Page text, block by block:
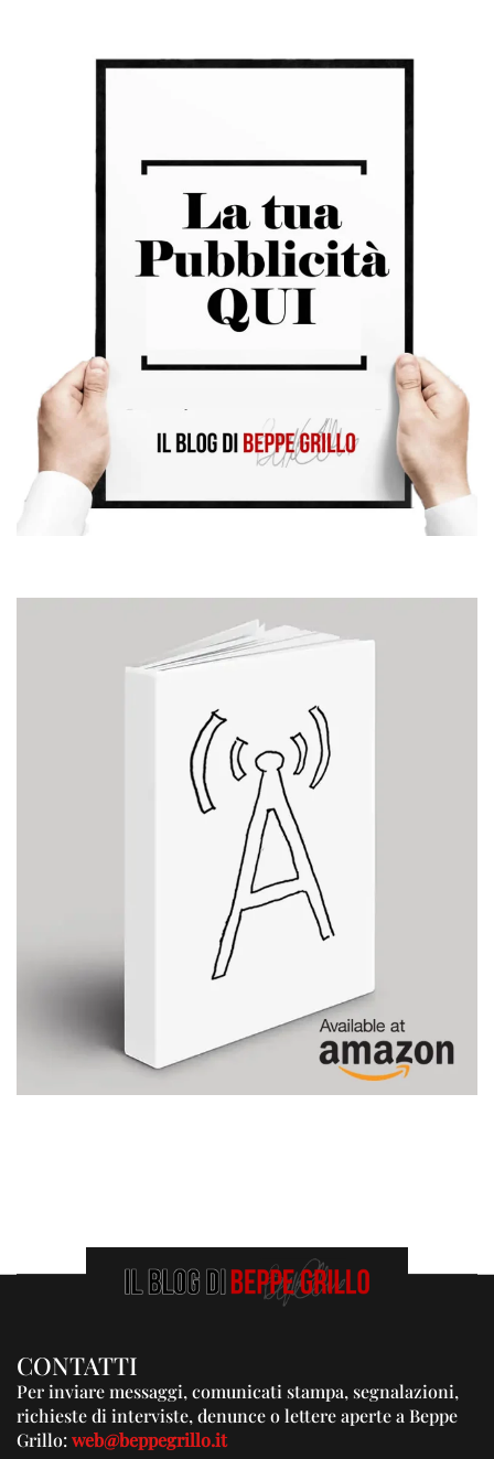
CONTATTI
Per inviare messaggi, comunicati stampa, segnalazioni,
richieste di interviste, denunce o lettere aperte a Beppe
Grillo:web@beppegrillo.it